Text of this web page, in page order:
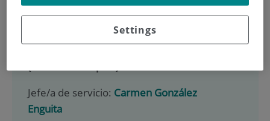
(Quintana) La hospitalización está en la
Unidad 55 y 56 Unidad 65
Jefe/a de servicio: Carmen González
Enguita
Settings